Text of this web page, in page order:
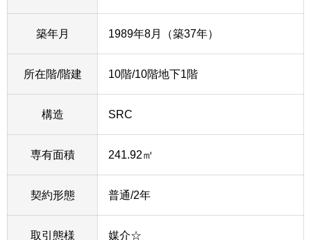
築年月 1989年8月（築37年）
所在階/階建 10階/10階地下1階
構造 SRC
専有面積 241.92㎡
契約形態 普通/2年
取引態様 媒介☆